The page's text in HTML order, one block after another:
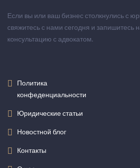
Если вы или ваш бизнес столкнулись с
свяжитесь с нами сегодня и запишитесь
консультацию с адвокатом.
Политика
конфеденциальности
Юридические статьи
Новостной блог
Контакты